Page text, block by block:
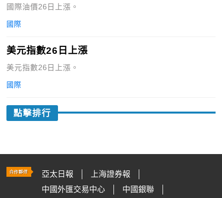
國際油價26日上漲。
國際
美元指數26日上漲
美元指數26日上漲。
國際
點擊排行
亞太日報
上海證券報
中國外匯交易中心
中國銀聯